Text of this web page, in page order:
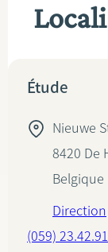
Étude
Nieuwe
8420 De
Belgique
Direction
(059) 23.42.91